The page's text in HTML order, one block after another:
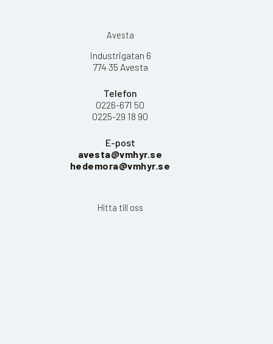
Avesta
Industrigatan 6
774 35 Avesta
Telefon
0226-671 50
0225-29 18 90
E-post
avesta@vmhyr.se
hedemora@vmhyr.se
Hitta till oss